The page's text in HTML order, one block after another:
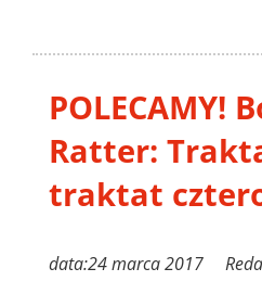
POLECAMY!
Ratter:
traktat
data:24 marca 2017